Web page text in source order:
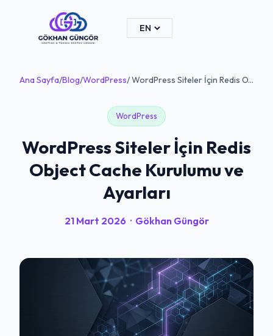
Ana Sayfa/Blog/WordPress/ WordPress Siteler İçin Redis O...
WordPress
WordPress Siteler İçin Redis
Object Cache Kurulumu ve
Ayarları
21 Mart 2026 · Gökhan Güngör